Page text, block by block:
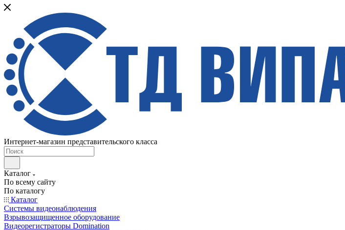
Интернет-магазин представительского класса
Каталог
По всему сайту
По каталогу
Каталог
Системы видеонаблюдения
Взрывозащищенное оборудование
Видеорегистраторы Domination